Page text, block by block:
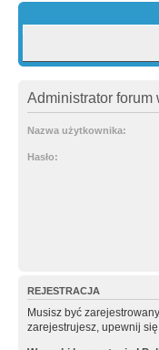
Administrator forum
Nazwa użytkownika:
Hasło:
REJESTRACJA
Musisz być
zarejestrujesz, upewnij